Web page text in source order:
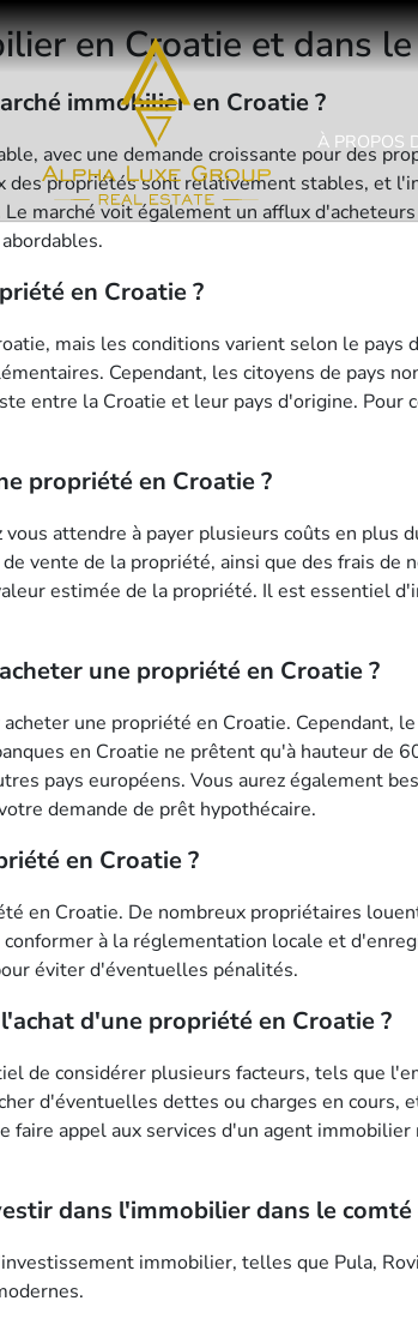
À PROPOS
en Croatie et dans
immobilier en Croatie ?
avec une demande croissante pour des
propriétés sont relativement stables, et
marché voit également un afflux
en Croatie ?
mais les conditions varient selon le
Cependant, les citoyens de pays
entre la Croatie et leur pays d'origine. Pour
propriété en Croatie ?
attendre à payer plusieurs coûts en plus
vente de la propriété, ainsi que des frais de
estimée de la propriété. Il est essentiel
une propriété en Croatie ?
une propriété en Croatie. Cependant,
en Croatie ne prêtent qu'à hauteur de
pays européens. Vous aurez également
demande de prêt hypothécaire.
en Croatie ?
en Croatie. De nombreux propriétaires
à la réglementation locale et
éviter d'éventuelles pénalités.
d'une propriété en Croatie ?
de considérer plusieurs facteurs, tels que
d'éventuelles dettes ou charges en cours,
faire appel aux services d'un agent
dans l'immobilier dans le
immobilier, telles que Pula,